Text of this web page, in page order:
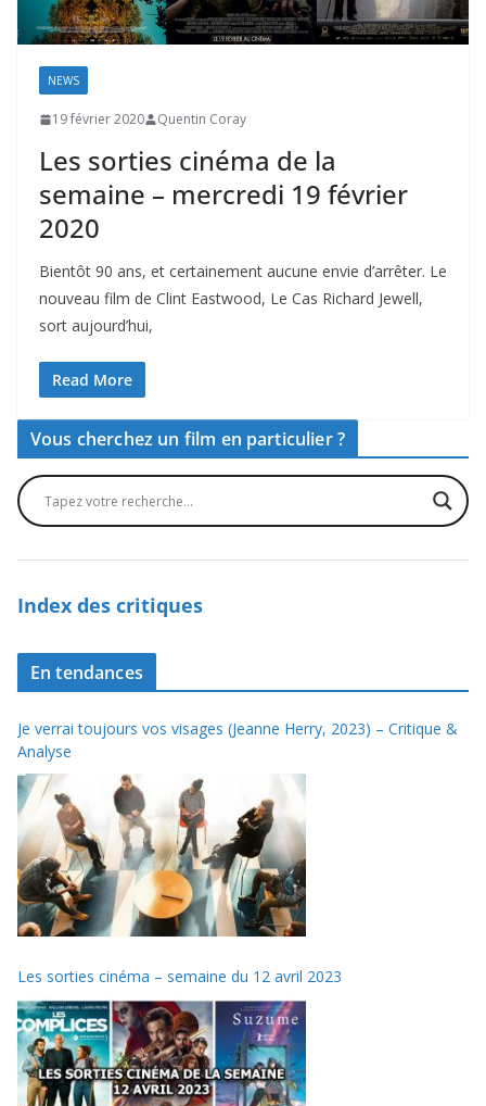
NEWS
19 février 2020 Quentin Coray
Les sorties cinéma de la
semaine – mercredi 19 février
2020
Bientôt 90 ans, et certainement aucune envie d’arrêter. Le
nouveau film de Clint Eastwood, Le Cas Richard Jewell,
sort aujourd’hui,
Read More
Vous cherchez un film en particulier ?
Index des critiques
En tendances
Je verrai toujours vos visages (Jeanne Herry, 2023) – Critique &
Analyse
Les sorties cinéma – semaine du 12 avril 2023